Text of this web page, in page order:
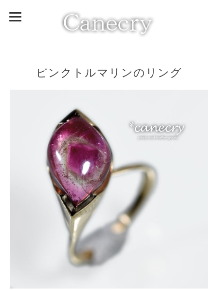
ピンクトルマリンのリング